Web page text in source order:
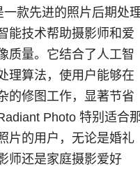
款先进的照片后期处
能技术帮助摄影师和爱
质量。它结合了人工智
理算法，使用户能够在
的修图工作，显著节省
Photo 特别适合
片的用户，无论是婚礼
师还是家庭摄影爱好